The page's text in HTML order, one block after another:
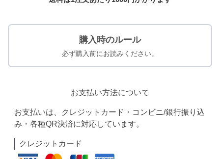
購入時のルール
必ず購入前にお読みください。
お支払い方法について
お支払いは、クレジットカード・コンビニ/銀行振り込
み・各種QR決済に対応しています。
クレジットカード